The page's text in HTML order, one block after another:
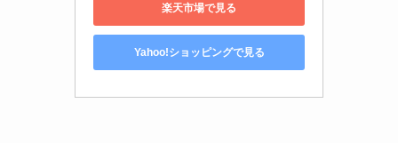
楽天市場で見る
Yahoo!ショッピングで見る